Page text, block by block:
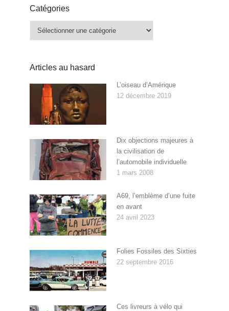
Catégories
Articles au hasard
L’oiseau d’Amérique
12 décembre 2019
Dix objections majeures à
la civilisation de
l’automobile individuelle
1 mars 2008
A69, l’emblème d’une fuite
en avant
24 avril 2023
Folies Fossiles des Sixties
22 septembre 2016
Ces livreurs à vélo qui